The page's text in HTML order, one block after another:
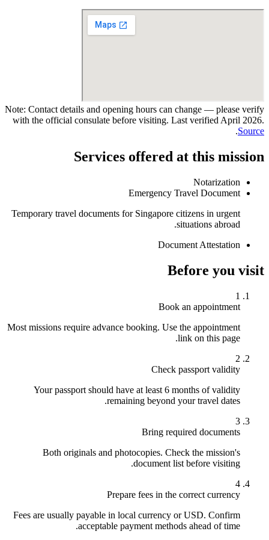
Note: Contact details and opening hours can change — please verify
with the official consulate before visiting. Last verified April 2026.
Source
.
Services offered at this mission
Notarization
Emergency Travel Document
Temporary travel documents for Singapore citizens in urgent
situations abroad.
Document Attestation
Before you visit
1
Book an appointment
Most missions require advance booking. Use the appointment
link on this page.
2
Check passport validity
Your passport should have at least 6 months of validity
remaining beyond your travel dates.
3
Bring required documents
Both originals and photocopies. Check the mission's
document list before visiting.
4
Prepare fees in the correct currency
Fees are usually payable in local currency or USD. Confirm
acceptable payment methods ahead of time.